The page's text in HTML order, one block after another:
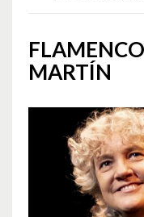
MARTÍN